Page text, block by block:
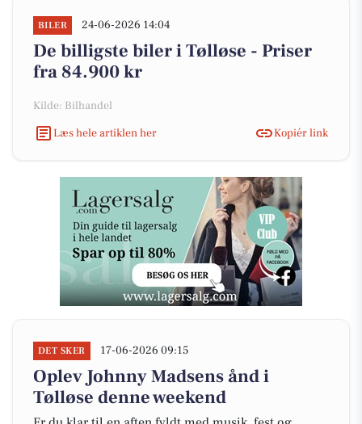
BILER 24-06-2026 14:04
De billigste biler i Tølløse - Priser
fra 84.900 kr
Kilde: Bilhandel
Læs hele artiklen her
Kopiér link
DET SKER 17-06-2026 09:15
Oplev Johnny Madsens ånd i
Tølløse denne weekend